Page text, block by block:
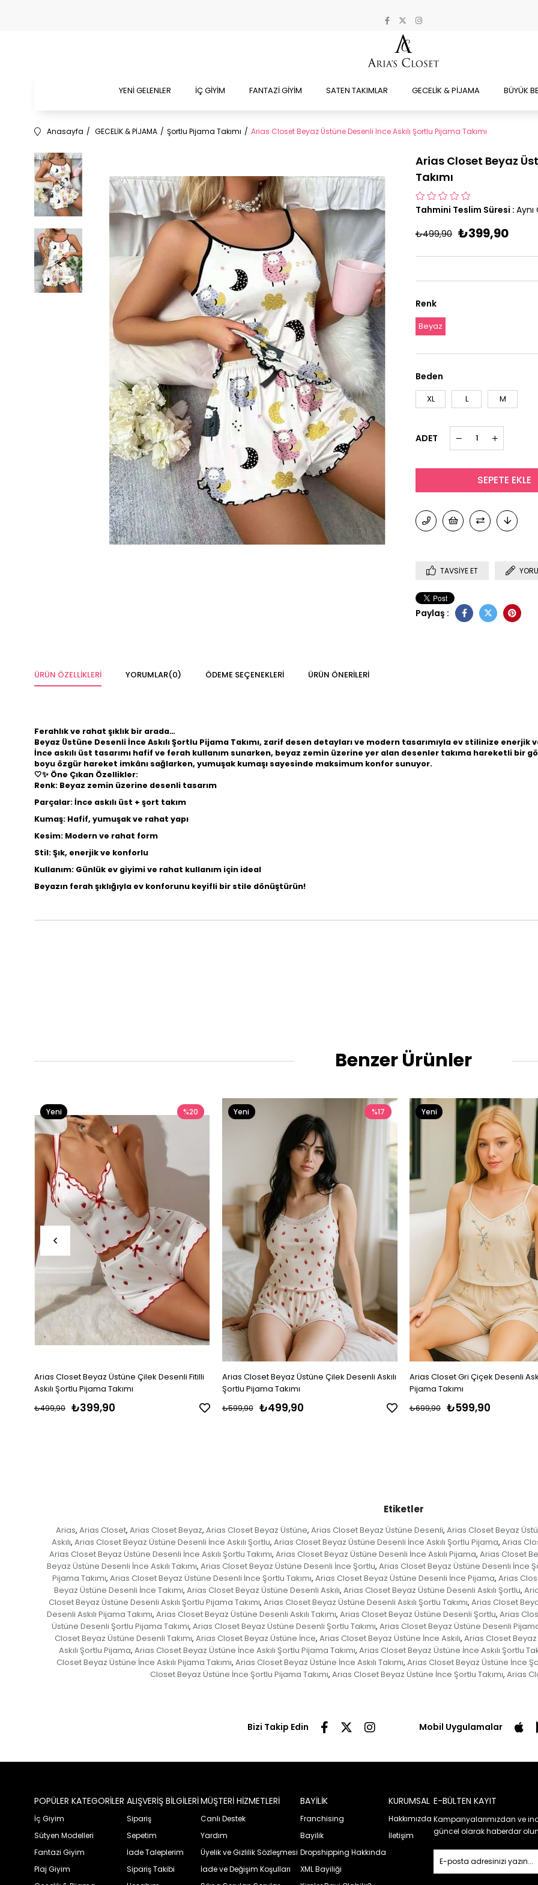
YENİ GELENLER İÇ GİYİM FANTAZİ GİYİM SATEN TAKIMLAR GECELİK & PİJAMA BÜYÜK
Anasayfa GECELİK & PİJAMA Şortlu Pijama Takımı Arias Closet Beyaz Üstüne Desenli İnce Askılı Şortlu Pijama Takımı
Arias Closet Beyaz
Takımı
Tahmini Teslim Süresi : Aynı
₺499,90 ₺399,90
Renk
Beyaz
Beden
XL L M
ADET
TAVSIYE ET
Paylaş :
ÜRÜN ÖZELLIKLERI YORUMLAR(0) ÖDEME SEÇENEKLERI ÜRÜN ÖNERILERI
Ferahlık ve rahat şıklık bir arada…
Beyaz Üstüne Desenli İnce Askılı Şortlu Pijama Takımı, zarif desen detayları ve modern tasarımıyla ev stilinize enerjik
İnce askılı üst tasarımı hafif ve ferah kullanım sunarken, beyaz zemin üzerine yer alan desenler takıma hareketli bir
boyu özgür hareket imkânı sağlarken, yumuşak kumaşı sayesinde maksimum konfor sunuyor.
🤍✨ Öne Çıkan Özellikler:
Renk: Beyaz zemin üzerine desenli tasarım
Parçalar: İnce askılı üst + şort takım
Kumaş: Hafif, yumuşak ve rahat yapı
Kesim: Modern ve rahat form
Stil: Şık, enerjik ve konforlu
Kullanım: Günlük ev giyimi ve rahat kullanım için ideal
Beyazın ferah şıklığıyla ev konforunu keyifli bir stile dönüştürün!
Benzer Ürünler
Arias Closet Beyaz Üstüne Çilek Desenli Fitilli
Askılı Şortlu Pijama Takımı
₺399,90
₺499,90
%20
Yeni
Ürün
Arias Closet Beyaz Üstüne Çilek Desenli Askılı
Şortlu Pijama Takımı
₺499,90
₺599,90
%17
Yeni
Arias Closet Gri Çiçek Desenli
Pijama Takımı
₺599,90
₺699,90
Yeni
Etiketler
Arias, Arias Closet, Arias Closet Beyaz, Arias Closet Beyaz Üstüne, Arias Closet Beyaz Üstüne Desenli, Arias Closet Beyaz
Askılı, Arias Closet Beyaz Üstüne Desenli İnce Askılı Şortlu, Arias Closet Beyaz Üstüne Desenli İnce Askılı Şortlu Pijama, Arias
Arias Closet Beyaz Üstüne Desenli İnce Askılı Şortlu Takımı, Arias Closet Beyaz Üstüne Desenli İnce Askılı Pijama, Arias Closet
Beyaz Üstüne Desenli İnce Askılı Takımı, Arias Closet Beyaz Üstüne Desenli İnce Şortlu, Arias Closet Beyaz Üstüne Desenli İnce
Pijama Takımı, Arias Closet Beyaz Üstüne Desenli İnce Şortlu Takımı, Arias Closet Beyaz Üstüne Desenli İnce Pijama, Arias
Beyaz Üstüne Desenli İnce Takımı, Arias Closet Beyaz Üstüne Desenli Askılı, Arias Closet Beyaz Üstüne Desenli Askılı Şortlu,
Closet Beyaz Üstüne Desenli Askılı Şortlu Pijama Takımı, Arias Closet Beyaz Üstüne Desenli Askılı Şortlu Takımı, Arias Closet
Desenli Askılı Pijama Takımı, Arias Closet Beyaz Üstüne Desenli Askılı Takımı, Arias Closet Beyaz Üstüne Desenli Şortlu, Arias
Üstüne Desenli Şortlu Pijama Takımı, Arias Closet Beyaz Üstüne Desenli Şortlu Takımı, Arias Closet Beyaz Üstüne Desenli
Closet Beyaz Üstüne Desenli Takımı, Arias Closet Beyaz Üstüne İnce, Arias Closet Beyaz Üstüne İnce Askılı, Arias Closet Beyaz
Askılı Şortlu Pijama, Arias Closet Beyaz Üstüne İnce Askılı Şortlu Pijama Takımı, Arias Closet Beyaz Üstüne İnce Askılı Şortlu
Closet Beyaz Üstüne İnce Askılı Pijama Takımı, Arias Closet Beyaz Üstüne İnce Askılı Takımı, Arias Closet Beyaz Üstüne İnce
Closet Beyaz Üstüne İnce Şortlu Pijama Takımı, Arias Closet Beyaz Üstüne İnce Şortlu Takımı, Arias
Bizi Takip Edin Mobil Uygulamalar
POPÜLER KATEGORİLER
İç Giyim
Sütyen Modelleri
Fantazi Giyim
Plaj Giyim
ALIŞVERİŞ BİLGİLERİ
Sipariş
Sepetim
İade Taleplerim
Sipariş Takibi
MÜŞTERİ HİZMETLERİ
Canlı Destek
Yardım
Üyelik ve Gizlilik Sözleşmesi
İade ve Değişim Koşulları
BAYİLİK
Franchising
Bayilik
Dropshipping Hakkında
XML Bayiliği
KURUMSAL
Hakkımızda
İletişim
E-BÜLTEN KAYIT
Kampanyalarımızdan ve
güncel olarak haberdar